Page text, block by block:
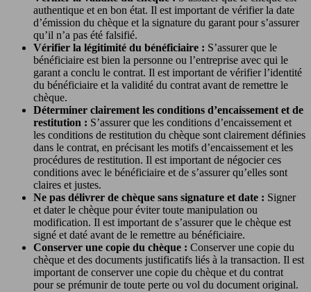
authentique et en bon état. Il est important de vérifier la date
d’émission du chèque et la signature du garant pour s’assurer
qu’il n’a pas été falsifié.
Vérifier la légitimité du bénéficiaire : S’assurer que le
bénéficiaire est bien la personne ou l’entreprise avec qui le
garant a conclu le contrat. Il est important de vérifier l’identité
du bénéficiaire et la validité du contrat avant de remettre le
chèque.
Déterminer clairement les conditions d’encaissement et de
restitution : S’assurer que les conditions d’encaissement et
les conditions de restitution du chèque sont clairement définies
dans le contrat, en précisant les motifs d’encaissement et les
procédures de restitution. Il est important de négocier ces
conditions avec le bénéficiaire et de s’assurer qu’elles sont
claires et justes.
Ne pas délivrer de chèque sans signature et date : Signer
et dater le chèque pour éviter toute manipulation ou
modification. Il est important de s’assurer que le chèque est
signé et daté avant de le remettre au bénéficiaire.
Conserver une copie du chèque : Conserver une copie du
chèque et des documents justificatifs liés à la transaction. Il est
important de conserver une copie du chèque et du contrat
pour se prémunir de toute perte ou vol du document original.